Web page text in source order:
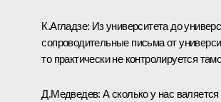
К.Агладзе: Из университета до
сопроводительные письма от
то практически не контролируется
Д.Медведев: А сколько у нас валяется